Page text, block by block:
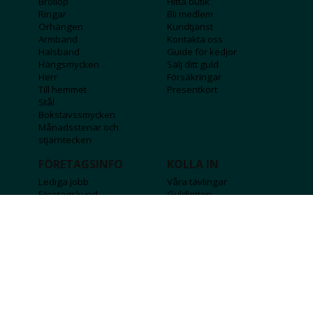
Ringar
Örhängen
Armband
Halsband
Hängsmycken
Herr
Till hemmet
Stål
Bokstavssmycken
Månadsstenar och
stjärntecken
Bli medlem
Kundtjänst
Kontakta oss
Guide för kedjor
Sälj ditt guld
Försäkringar
Presentkort
FÖRETAGSINFO
Lediga jobb
Företagskund
KOLLA IN
Våra tävlingar
Guldlotten